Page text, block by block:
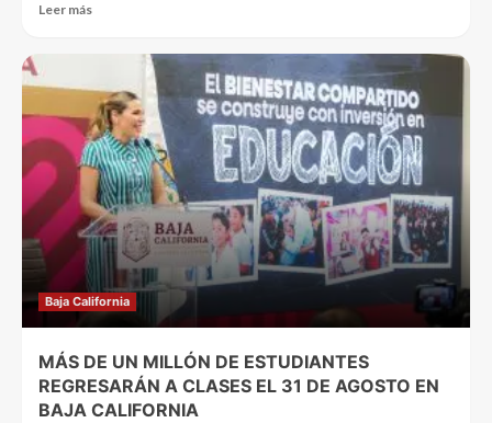
Leer más
Baja California
MÁS DE UN MILLÓN DE ESTUDIANTES
REGRESARÁN A CLASES EL 31 DE AGOSTO EN
BAJA CALIFORNIA